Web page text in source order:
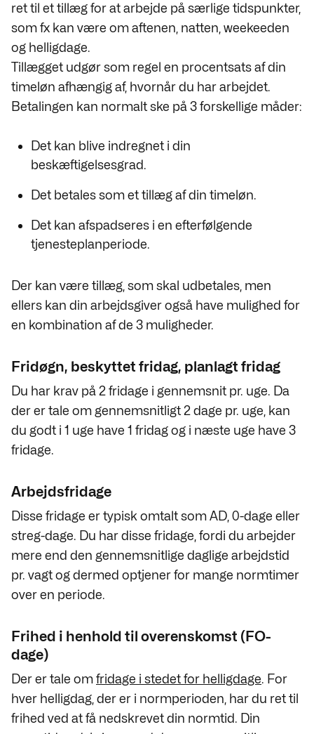
ret til et tillæg for at arbejde på særlige tidspunkter,
som fx kan være om aftenen, natten, weekeeden
og helligdage.
Tillægget udgør som regel en procentsats af din
timeløn afhængig af, hvornår du har arbejdet.
Betalingen kan normalt ske på 3 forskellige måder:
Det kan blive indregnet i din
beskæftigelsesgrad.
Det betales som et tillæg af din timeløn.
Det kan afspadseres i en efterfølgende
tjenesteplanperiode.
Der kan være tillæg, som skal udbetales, men
ellers kan din arbejdsgiver også have mulighed for
en kombination af de 3 muligheder.
Fridøgn, beskyttet fridag, planlagt fridag
Du har krav på 2 fridage i gennemsnit pr. uge. Da
der er tale om gennemsnitligt 2 dage pr. uge, kan
du godt i 1 uge have 1 fridag og i næste uge have 3
fridage.
Arbejdsfridage
Disse fridage er typisk omtalt som AD, 0-dage eller
streg-dage. Du har disse fridage, fordi du arbejder
mere end den gennemsnitlige daglige arbejdstid
pr. vagt og dermed optjener for mange normtimer
over en periode.
Frihed i henhold til overenskomst (FO-
dage)
Der er tale omfridage i stedet for helligdage. For
hver helligdag, der er i normperioden, har du ret til
frihed ved at få nedskrevet din normtid. Din